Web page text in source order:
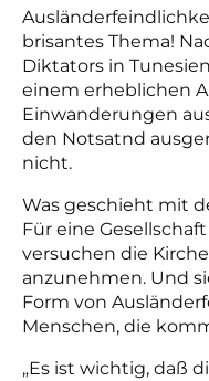
brisantes Thema!
Diktators in
einem erheblichen
Einwanderungen
den Notsatnd
nicht.
Was geschieht mit
Für eine
versuchen die
anzunehmen. Und
Form von
Menschen, die
„Es ist wichtig, daß